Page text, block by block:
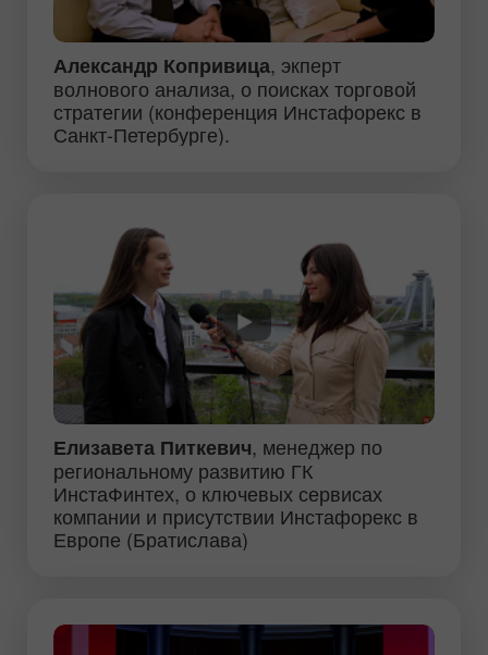
Александр Копривица, экперт
волнового анализа, о поисках торговой
стратегии (конференция Инстафорекс в
Санкт-Петербурге).
Елизавета Питкевич, менеджер по
региональному развитию ГК
ИнстаФинтех, о ключевых сервисах
компании и присутствии Инстафорекс в
Европе (Братислава)